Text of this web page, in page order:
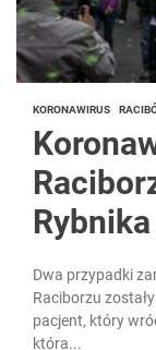
KORONAWIRUS
Rybnika
Dwa przypadki
Raciborzu
pacjent, który
która...